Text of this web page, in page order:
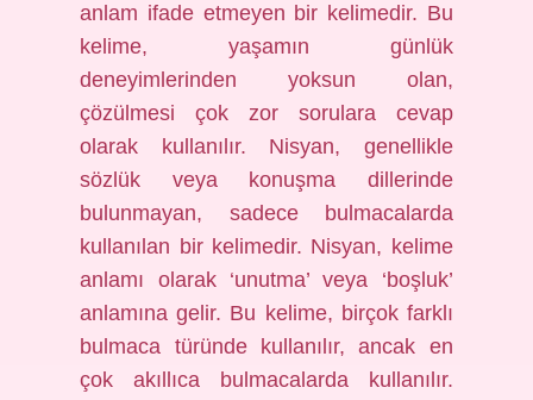
anlam ifade etmeyen bir kelimedir. Bu
kelime, yaşamın günlük
deneyimlerinden yoksun olan,
çözülmesi çok zor sorulara cevap
olarak kullanılır. Nisyan, genellikle
sözlük veya konuşma dillerinde
bulunmayan, sadece bulmacalarda
kullanılan bir kelimedir. Nisyan, kelime
anlamı olarak ‘unutma’ veya ‘boşluk’
anlamına gelir. Bu kelime, birçok farklı
bulmaca türünde kullanılır, ancak en
çok akıllıca bulmacalarda kullanılır.